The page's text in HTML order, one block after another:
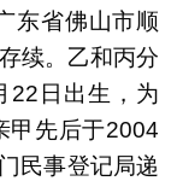
东省佛山市顺
续。乙和丙分
22日出生，为
甲先后于2004
民事登记局递